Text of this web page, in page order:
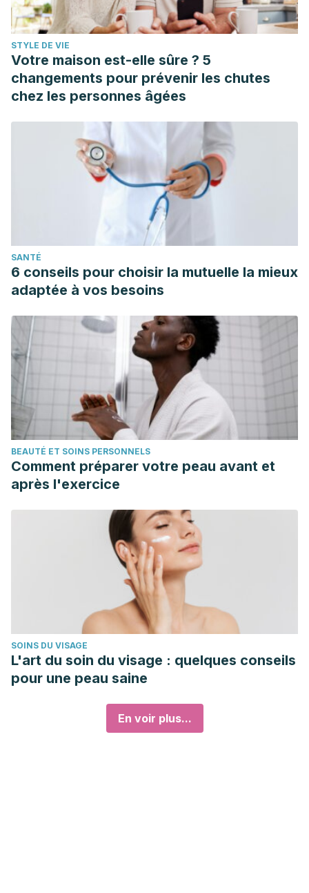
STYLE DE VIE
Votre maison est-elle sûre ? 5
changements pour prévenir les chutes
chez les personnes âgées
SANTÉ
6 conseils pour choisir la mutuelle la mieux
adaptée à vos besoins
BEAUTÉ ET SOINS PERSONNELS
Comment préparer votre peau avant et
après l'exercice
SOINS DU VISAGE
L'art du soin du visage : quelques conseils
pour une peau saine
En voir plus...